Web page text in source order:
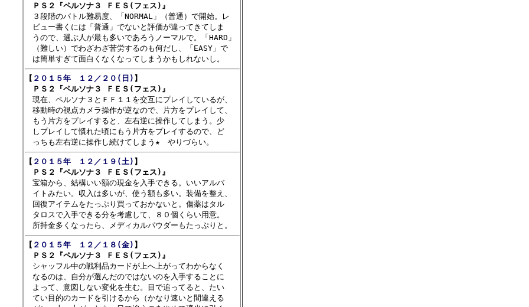
ＰＳ２『ペルソナ３ ＦＥＳ(フェス)』
３段階のバトル難易度、「NORMAL」（普通）で開始。レ
ビュー書くには「普通」でないと評価が違ってきてしま
うので、選ぶ人が最も多いであろうノーマルで。「HARD」
（難しい）でわざわざ苦労するのも何だし、「EASY」で
【 ２０１５年　１２／２０(日) 】
ＰＳ２『ペルソナ３ ＦＥＳ(フェス)』
現在、ペルソナ３とＦＦ１１を交互にプレイしているが、
移動時の視点カメラ操作が逆なので、片方をプレイして、
もう片方をプレイすると、左右逆に操作してしまう。少
しプレイして慣れた頃にもう片方をプレイするので、ど
【 ２０１５年　１２／１９(土) 】
ＰＳ２『ペルソナ３ ＦＥＳ(フェス)』
宝箱から、結構いい額の現金を入手できる。いいアルバ
イトみたい。収入は多いが、使う額も多い。装備を整え、
回復アイテムをたっぷり買っておかないと。傷薬はタル
タロスで入手できる分を考慮して、８０個くらい用意。
【 ２０１５年　１２／１８(金) 】
ＰＳ２『ペルソナ３ ＦＥＳ(フェス)』
シャッフル中の戦利品カードが上へ上がってわからなく
なるのは、自分が選んだのではないのを入手することに
よって、意図しない変化を生む。目で追ってると、たい
てい目的のカードを引けるから（かなり速いと間違える